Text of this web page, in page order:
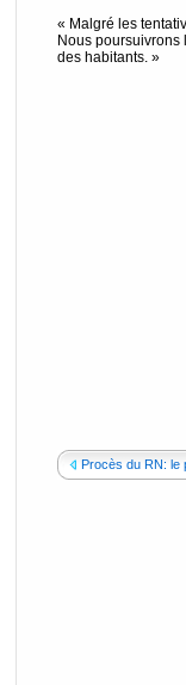
« Malgré les
Nous
des habitants. »
Procès du RN: le